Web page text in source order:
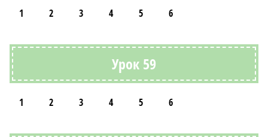
1 2 3 4 5 6
Урок 59
1 2 3 4 5 6